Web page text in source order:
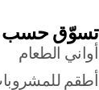
تسوّق حسب
أواني الطعام
أطقم